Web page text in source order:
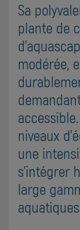
Sa
plante de
modérée,
niveaux
une
s'intégrer
large